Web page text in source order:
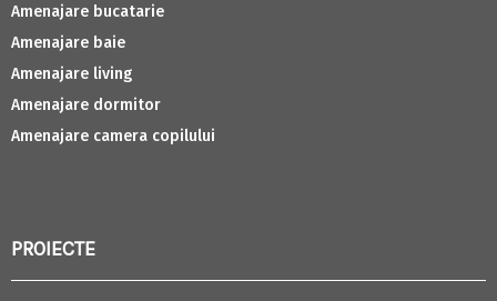
Amenajare bucatarie
Amenajare baie
Amenajare living
Amenajare dormitor
Amenajare camera copilului
PROIECTE